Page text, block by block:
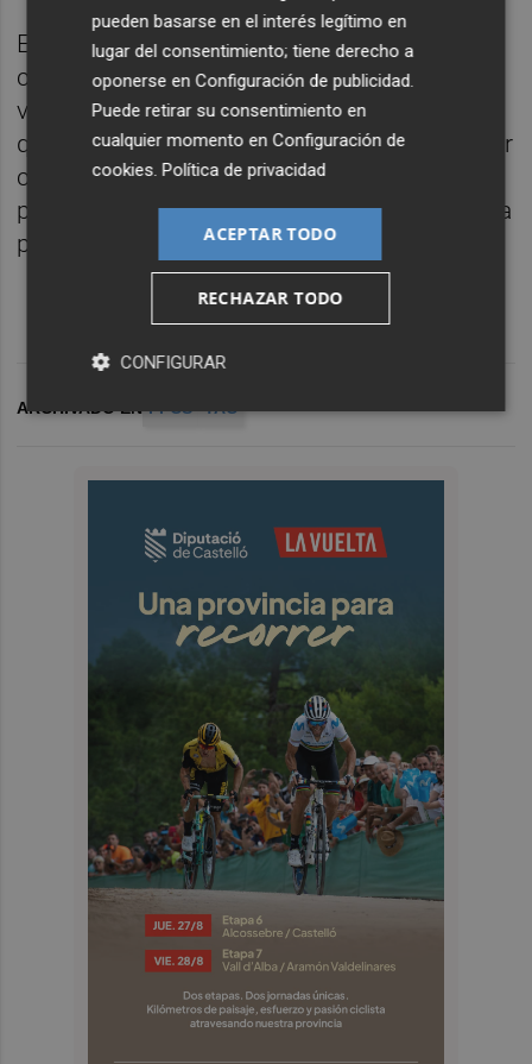
En el PP estamos preparados para "trabajar
con la garantía de ser útiles a nuestros
vecinos y con el deseo de liderar un cambio
que se sustancie en mejores servicios, mejor
calidad de vida y mejores oportunidades
para nuestra provincia. Lo haremos posible a
partir del 28 de mayo", ha concluido Vicente.
ARCHIVADO EN PPCS TAC
pueden basarse en el interés legítimo en
lugar del consentimiento; tiene derecho a
oponerse enConfiguración de publicidad.
Puede retirar su consentimiento en
cualquier momento enConfiguración de
cookies.Política de privacidad
ACEPTAR TODO
RECHAZAR TODO
CONFIGURAR